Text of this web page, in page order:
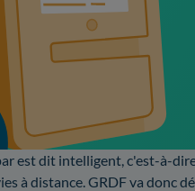
est dit intelligent, c'est-à-
à distance. GRDF va donc